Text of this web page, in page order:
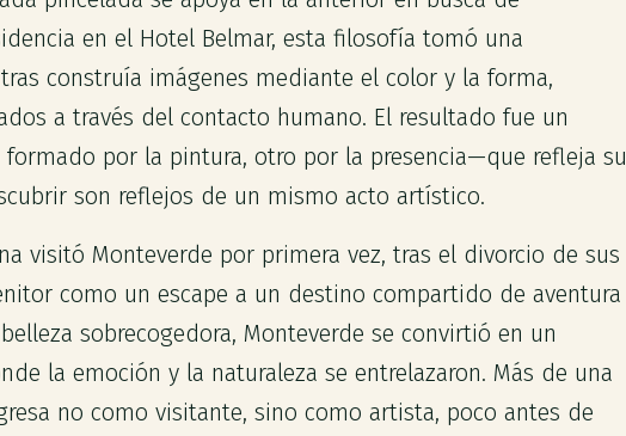
en el Hotel Belmar, esta filosofía tomó una
construía imágenes mediante el color y la forma,
a través del contacto humano. El resultado fue un
por la pintura, otro por la presencia—que refleja su
son reflejos de un mismo acto artístico.
visitó Monteverde por primera vez, tras el divorcio de sus
como un escape a un destino compartido de aventura
sobrecogedora, Monteverde se convirtió en un
la emoción y la naturaleza se entrelazaron. Más de una
no como visitante, sino como artista, poco antes de